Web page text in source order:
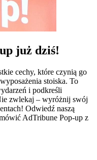
już dziś!
cechy, które czynią go
stoiska. To
i podkreśli
zwlekaj – wyróżnij swój
Odwiedź naszą
AdTribune Pop-up z